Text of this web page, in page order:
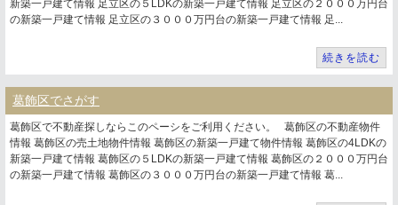
新築一戸建て情報 足立区の５LDKの新築一戸建て情報 足立区の２０００万円台
の新築一戸建て情報 足立区の３０００万円台の新築一戸建て情報 足...
続きを読む
葛飾区でさがす
葛飾区で不動産探しならこのペーシをご利用ください。 葛飾区の不動産物件
情報 葛飾区の売土地物件情報 葛飾区の新築一戸建て物件情報 葛飾区の4LDKの
新築一戸建て情報 葛飾区の５LDKの新築一戸建て情報 葛飾区の２０００万円台
の新築一戸建て情報 葛飾区の３０００万円台の新築一戸建て情報 葛...